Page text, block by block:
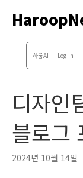
하룹AI Log In
디자인
블로그
2024년 10월 14일